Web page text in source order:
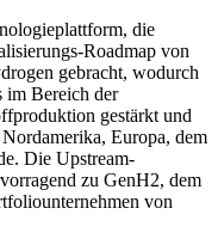
die
Roadmap von
gebracht, wodurch
im Bereich der
gestärkt und
Europa, dem
Die Upstream-
zu GenH2, dem
von